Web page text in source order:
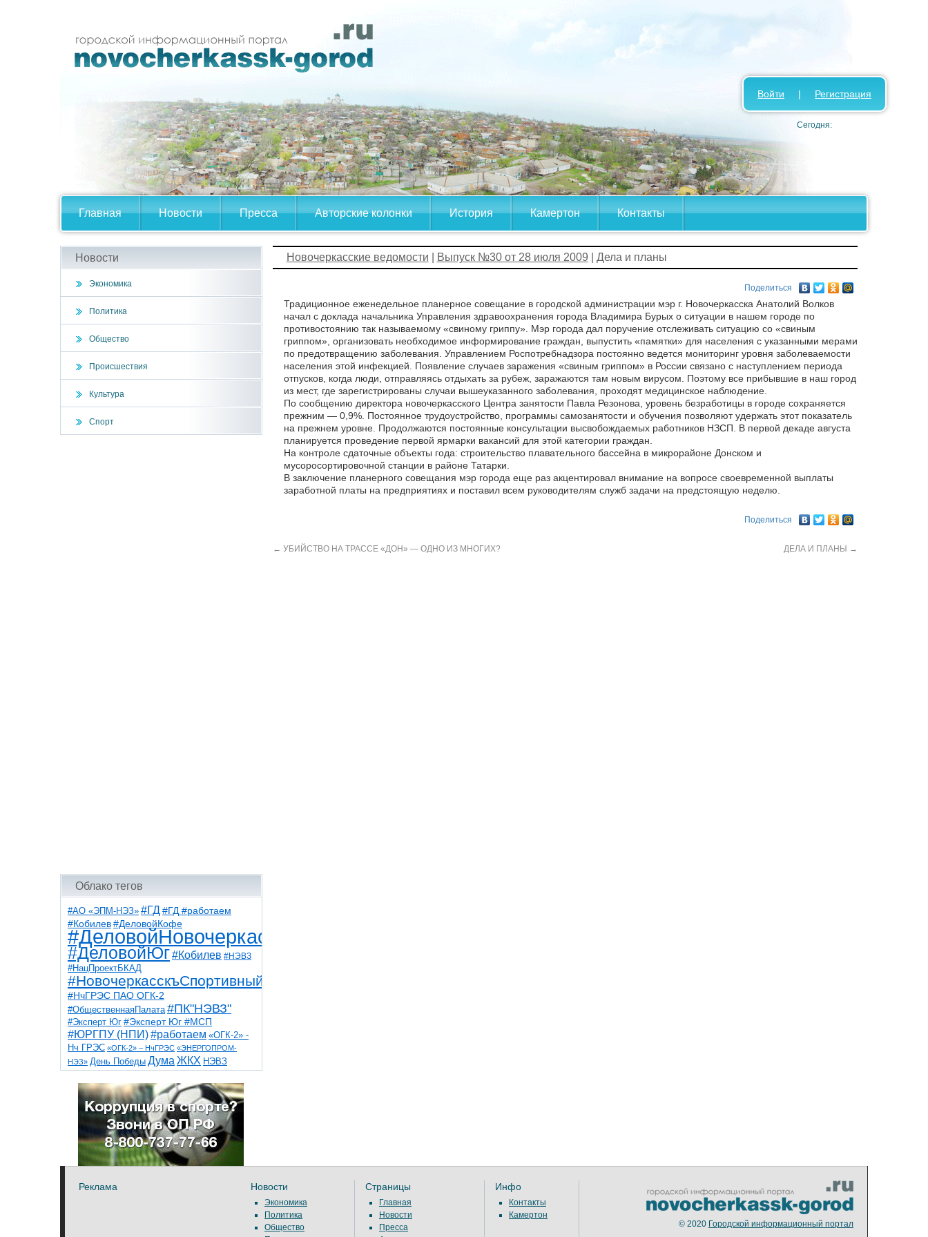
Главная Новости Пресса Авторские колонки История Камертон Контакты
Войти | Регистрация
Сегодня:
Новости
Экономика
Политика
Общество
Происшествия
Культура
Спорт
Облако тегов
#АО «ЭПМ-НЭЗ» #ГД #ГД #работаем
#Кобилев #ДеловойКофе
#ДеловойНовочеркасск
#ДеловойЮг#Кобилев #НЭВЗ
#НацПроектБКАД
#НовочеркасскъСпортивный
#НчГРЭС ПАО ОГК-2
#ОбщественнаяПалата #ПК"НЭВЗ"
#Эксперт Юг #Эксперт Юг #МСП
#ЮРГПУ (НПИ)#работаем «ОГК-2» -
Нч ГРЭС «ОГК-2» – НчГРЭС «ЭНЕРГОПРОМ-
НЭЗ» День Победы Дума ЖКХ НЭВЗ
НчГРЭС ТНТ
благоустройствоветераны выборы
детидороги казаки коррупция космос
общественная палата парк пожар роща
спорт театр транспорт художники
Новочеркасские ведомости Выпуск №30 от 28 июля 2009 | Дела и планы
Поделиться
Традиционное еженедельное планерное совещание в городской администрации мэр г. Новочеркасска Анатолий Волков
начал с доклада начальника Управления здравоохранения города Владимира Бурых о ситуации в нашем городе по
противостоянию так называемому «свиному гриппу». Мэр города дал поручение отслеживать ситуацию со «свиным
гриппом», организовать необходимое информирование граждан, выпустить «памятки» для населения с указанными мерами
по предотвращению заболевания. Управлением Роспотребнадзора постоянно ведется мониторинг уровня заболеваемости
населения этой инфекцией. Появление случаев заражения «свиным гриппом» в России связано с наступлением периода
отпусков, когда люди, отправляясь отдыхать за рубеж, заражаются там новым вирусом. Поэтому все прибывшие в наш город
из мест, где зарегистрированы случаи вышеуказанного заболевания, проходят медицинское наблюдение.
По сообщению директора новочеркасского Центра занятости Павла Резонова, уровень безработицы в городе сохраняется
прежним — 0,9%. Постоянное трудоустройство, программы самозанятости и обучения позволяют удержать этот показатель
на прежнем уровне. Продолжаются постоянные консультации высвобождаемых работников НЗСП. В первой декаде августа
планируется проведение первой ярмарки вакансий для этой категории граждан.
На контроле сдаточные объекты года: строительство плавательного бассейна в микрорайоне Донском и
мусоросортировочной станции в районе Татарки.
В заключение планерного совещания мэр города еще раз акцентировал внимание на вопросе своевременной выплаты
заработной платы на предприятиях и поставил всем руководителям служб задачи на предстоящую неделю.
Поделиться
← УБИЙСТВО НА ТРАССЕ «ДОН» — ОДНО ИЗ МНОГИХ? ДЕЛА И ПЛАНЫ →
Реклама Новости
Экономика
Политика
Общество
Страницы
Главная
Новости
Пресса
Инфо
Контакты
Камертон
© 2020 Городской информационный портал